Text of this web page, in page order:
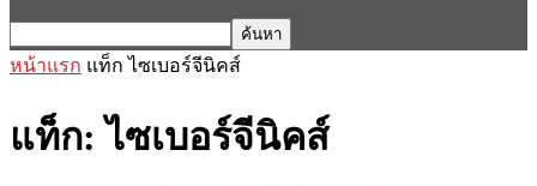
หน้าแรก แท็ก ไซเบอร์จีนิคส์
แท็ก: ไซเบอร์จีนิคส์